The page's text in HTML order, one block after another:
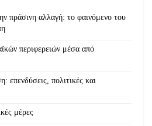
πράσινη αλλαγή: το φαινόμενο του
περιφερειών μέσα από
επενδύσεις, πολιτικές και
μέρες